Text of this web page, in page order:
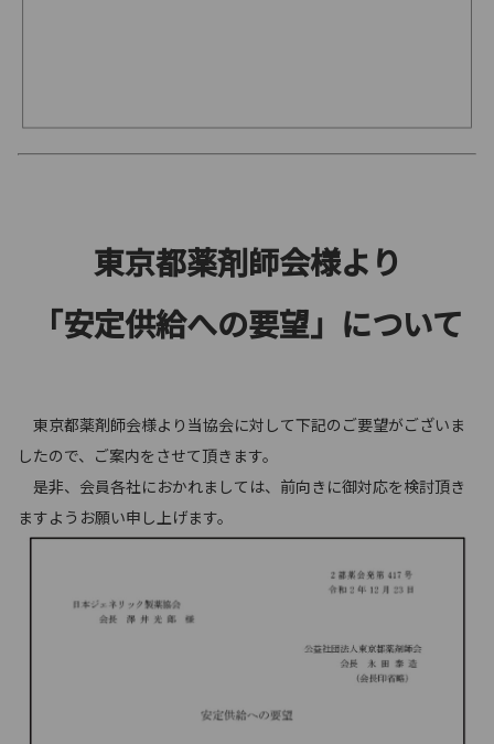
東京都薬剤師会様より
「安定供給への要望」について
東京都薬剤師会様より当協会に対して下記のご要望がございま
したので、ご案内をさせて頂きます。
是非、会員各社におかれましては、前向きに御対応を検討頂き
ますようお願い申し上げます。